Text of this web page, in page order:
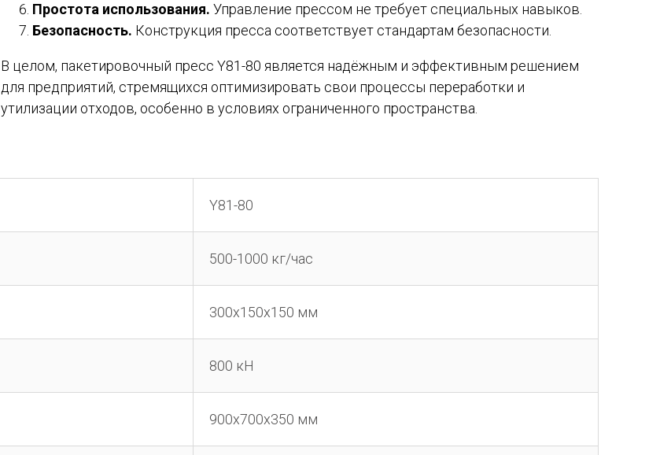
Простота использования. Управление прессом не требует специальных навыков.
Безопасность. Конструкция пресса соответствует стандартам безопасности.
В целом, пакетировочный пресс Y81-80 является надёжным и эффективным решением
для предприятий, стремящихся оптимизировать свои процессы переработки и
утилизации отходов, особенно в условиях ограниченного пространства.
Y81-80
500-1000 кг/час
300х150х150 мм
800 кН
900x700x350 мм